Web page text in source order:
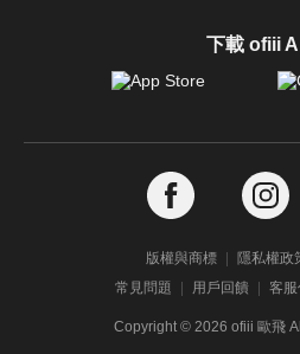
下載 ofiii
版權與商標 隱私權政
常見問題
用戶回饋 客
Copyright © 2026 ofiii 歐飛